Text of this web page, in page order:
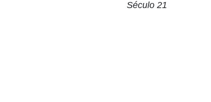
Século 21